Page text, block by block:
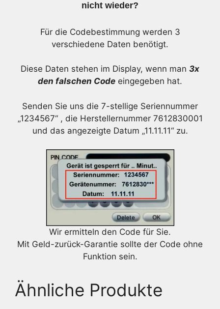
nicht wieder?
Für die Codebestimmung werden 3
verschiedene Daten benötigt.
Diese Daten stehen im Display, wenn man 3x
den falschen Code eingegeben hat.
Senden Sie uns die 7-stellige Seriennummer
„1234567“ , die Herstellernummer 7612830001
und das angezeigte Datum „11.11.11“ zu.
Wir ermitteln den Code für Sie.
Mit Geld-zurück-Garantie sollte der Code ohne
Funktion sein.
Ähnliche Produkte